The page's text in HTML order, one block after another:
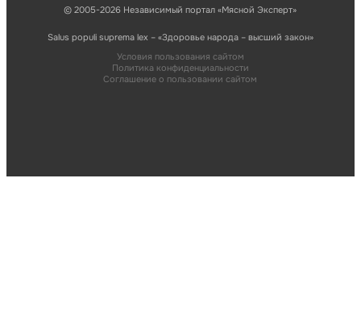
© 2005-2026 Независимый портал «Мясной Эксперт»
Salus populi suprema lex – «Здоровье народа – высший закон»
Условия пользования сайтом
Политика конфиденциальности
Соглашение о пользовании сайтом